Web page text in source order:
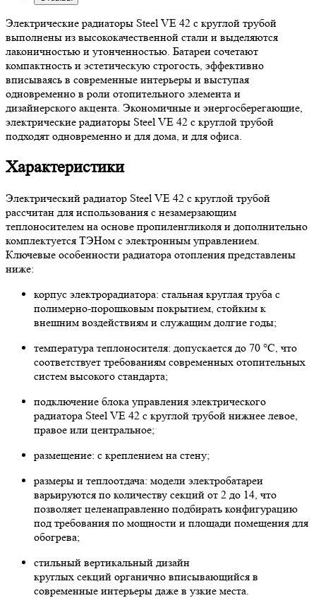
Электрические радиаторы Steel VE 42 с круглой трубой
выполнены из высококачественной стали и выделяются
лаконичностью и утонченностью. Батареи сочетают
компактность и эстетическую строгость, эффективно
вписываясь в современные интерьеры и выступая
одновременно в роли отопительного элемента и
дизайнерского акцента. Экономичные и энергосберегающие,
электрические радиаторы Steel VE 42 с круглой трубой
подходят одновременно и для дома, и для офиса.
Характеристики
Электрический радиатор Steel VE 42 с круглой трубой
рассчитан для использования с незамерзающим
теплоносителем на основе пропиленгликоля и дополнительно
комплектуется ТЭНом с электронным управлением.
Ключевые особенности радиатора отопления представлены
ниже:
корпус электрорадиатора: стальная круглая труба с
полимерно-порошковым покрытием, стойким к
внешним воздействиям и служащим долгие годы;
температура теплоносителя: допускается до 70 °C, что
соответствует требованиям современных отопительных
систем высокого стандарта;
подключение блока управления электрического
радиатора Steel VE 42 с круглой трубой нижнее левое,
правое или центральное;
размещение: с креплением на стену;
размеры и теплоотдача: модели электробатареи
варьируются по количеству секций от 2 до 14, что
позволяет целенаправленно подбирать конфигурацию
под требования по мощности и площади помещения для
обогрева;
стильный вертикальный дизайн
круглых секций органично вписывающийся в
современные интерьеры даже в узкие места.